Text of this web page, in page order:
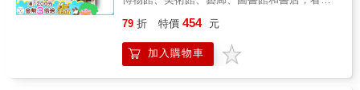
實務內容稍有差異，然他山之石，可以攻錯，
書中對出版環節不憚瑣細的說明闡述，以及所
呈顯的日本出版產業現狀實況，或可供台灣相
關工作者案頭常備的實用手冊，隨身攜帶的工
作備忘錄。 & 「這本小書，並不倡議或畫餅，
進閱讀，並在其中找到自己的位置。
不同年齡、特殊需求孩子的需要規劃選書和座
椅……希望能為臺灣的兒童文學空間，包含：
為兒童設計的展覽、圖書館或書店中的童書區
79 折 特價 454 元
加入購物車